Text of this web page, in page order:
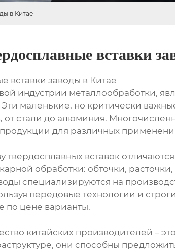
в Китае
вставки
вставки заводы в Китае
индустрии металлообработки,
маленькие, но критически
стали до алюминия.
для различных
твердосплавных вставок
обработки: обточки,
специализируются на
передовые технологии и
по цене варианты.
китайских производителей –
они способны